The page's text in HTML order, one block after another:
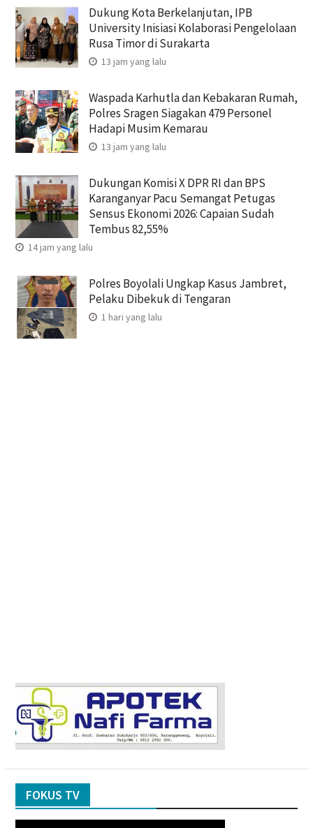
Dukung Kota Berkelanjutan, IPB
University Inisiasi Kolaborasi Pengelolaan
Rusa Timor di Surakarta
13 jam yang lalu
Waspada Karhutla dan Kebakaran Rumah,
Polres Sragen Siagakan 479 Personel
Hadapi Musim Kemarau
13 jam yang lalu
Dukungan Komisi X DPR RI dan BPS
Karanganyar Pacu Semangat Petugas
Sensus Ekonomi 2026: Capaian Sudah
Tembus 82,55%
14 jam yang lalu
Polres Boyolali Ungkap Kasus Jambret,
Pelaku Dibekuk di Tengaran
1 hari yang lalu
FOKUS TV